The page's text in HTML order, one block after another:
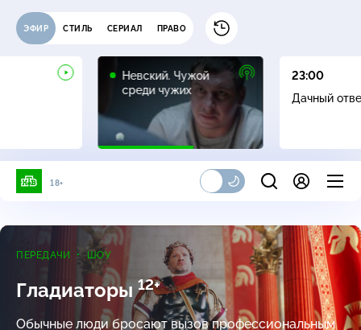
ЭФИР СТИЛЬ СЕРИАЛ ПРАВО
Невский. Чужой
среди чужих
16+
23:00
Дачный
18+
ПЕРЕДАЧИ ШОУ
Гладиаторы12+
Обычные люди бросают вызов профессиональным